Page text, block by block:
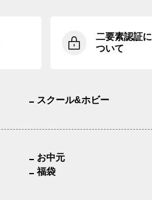
二要素認証に
ついて
スクール&ホビー
お中元
福袋